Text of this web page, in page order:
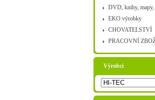
DVD, knihy, mapy,
EKO výrobky
CHOVATELSTVÍ
PRACOVNÍ
Výrobci